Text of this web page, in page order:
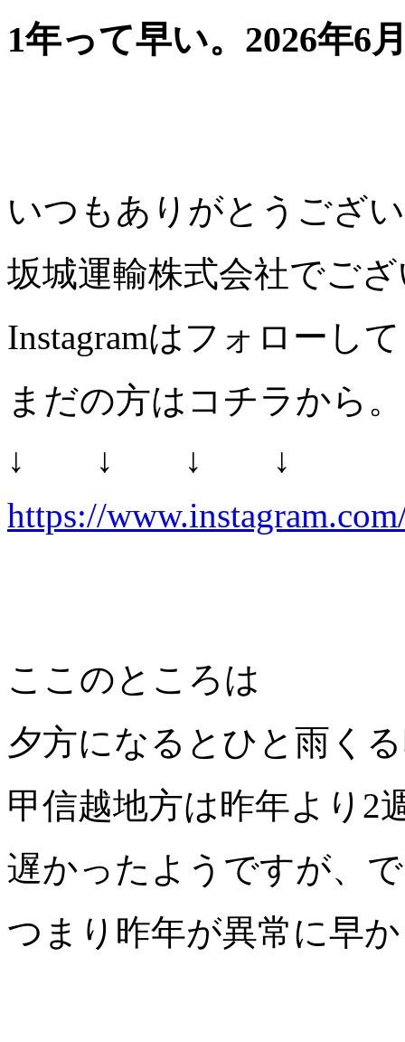
1年って早い。 2026年6
いつもありがとうござ
坂城運輸株式会社でご
Instagramはフォローし
まだの方はコチラから。
↓ ↓ ↓ ↓
https://
ここのところは
夕方になるとひと雨く
甲信越地方は昨年より2
遅かったようですが、
つまり昨年が異常に早